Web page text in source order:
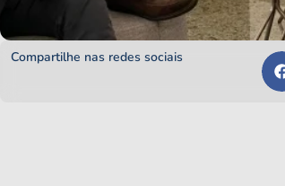
Compartilhe nas redes sociais